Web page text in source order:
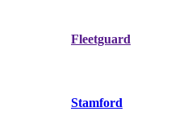
Fleetguard
Stamford